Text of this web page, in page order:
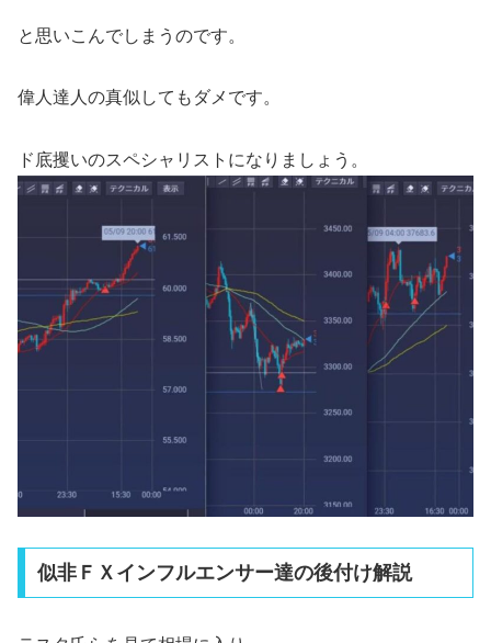
と思いこんでしまうのです。
偉人達人の真似してもダメです。
ド底攫いのスペシャリストになりましょう。
似非ＦＸインフルエンサー達の後付け解説